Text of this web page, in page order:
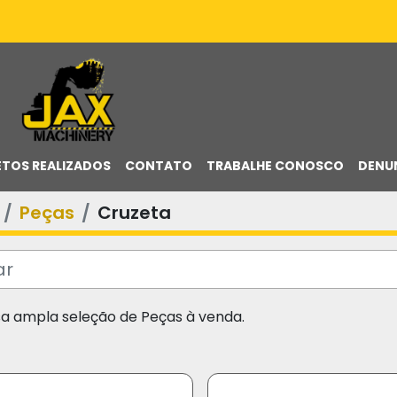
REALIZADOS CONTATO TRABALHE CONOSCO
Peças Cruzeta
ampla seleção de Peças à venda.